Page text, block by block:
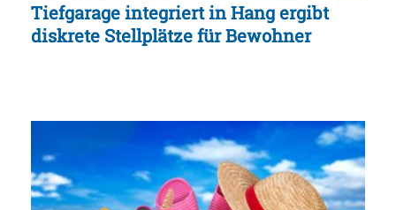
Tiefgarage integriert in Hang ergibt
diskrete Stellplätze für Bewohner